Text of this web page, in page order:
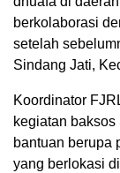
berkolaborasi
setelah
Sindang Jati,
Koordinator
kegiatan
bantuan berupa
yang berlokasi